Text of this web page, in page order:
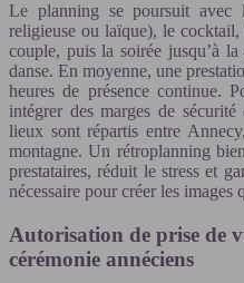
Le planning se poursuit avec
religieuse ou laïque), le
couple, puis la soirée jusqu’à
danse. En moyenne, une
heures de présence continue.
intégrer des marges de
lieux sont répartis entre
montagne. Un rétroplanning
prestataires, réduit le stress et
nécessaire pour créer les images
Autorisation de prise de
cérémonie annéciens